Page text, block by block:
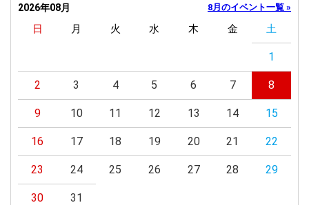
2026年08月 8月のイベント一覧 »
日 月 火 水 木 金 土
1
2 3 4 5 6 7 8
9 10 11 12 13 14 15
16 17 18 19 20 21 22
23 24 25 26 27 28 29
30 31